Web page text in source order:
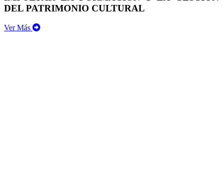
DEL PATRIMONIO CULTURAL
Ver Más